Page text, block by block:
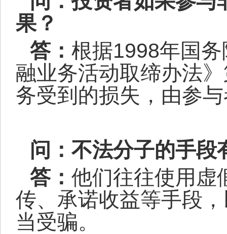
果？
答： 根据1998年国
融业务活动取缔办法
务受到的损失，由参
问：不法分子的手段
答： 他们往往使用虚
传、承诺收益等手段
当受骗。